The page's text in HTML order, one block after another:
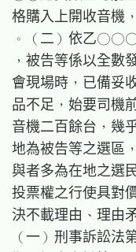
格購入上開收音機
。（二）依乙○○○
，被告等係以全
會現場時，已備妥
品不足，始要司機
音機二百餘台，幾
地為被告等之選區
與者多為在地之選
投票權之行使具對
決不載理由、理由
（一）刑事訴訟法